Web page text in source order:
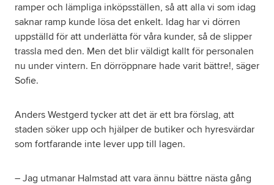
ramper och lämpliga inköpsställen, så att alla vi som idag
saknar ramp kunde lösa det enkelt. Idag har vi dörren
uppställd för att underlätta för våra kunder, så de slipper
trassla med den. Men det blir väldigt kallt för personalen
nu under vintern. En dörröppnare hade varit bättre!, säger
Sofie.
Anders Westgerd tycker att det är ett bra förslag, att
staden söker upp och hjälper de butiker och hyresvärdar
som fortfarande inte lever upp till lagen.
– Jag utmanar Halmstad att vara ännu bättre nästa gång